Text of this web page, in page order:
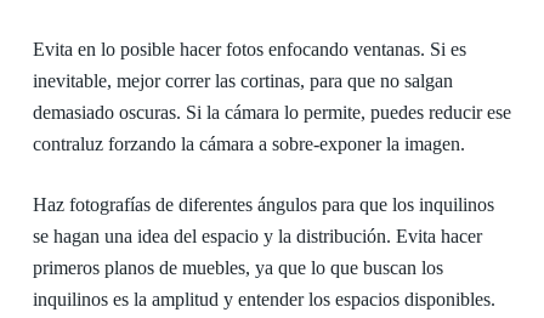
Evita en lo posible hacer fotos enfocando ventanas. Si es
inevitable, mejor correr las cortinas, para que no salgan
demasiado oscuras. Si la cámara lo permite, puedes reducir ese
contraluz forzando la cámara a sobre-exponer la imagen.
Haz fotografías de diferentes ángulos para que los inquilinos
se hagan una idea del espacio y la distribución. Evita hacer
primeros planos de muebles, ya que lo que buscan los
inquilinos es la amplitud y entender los espacios disponibles.